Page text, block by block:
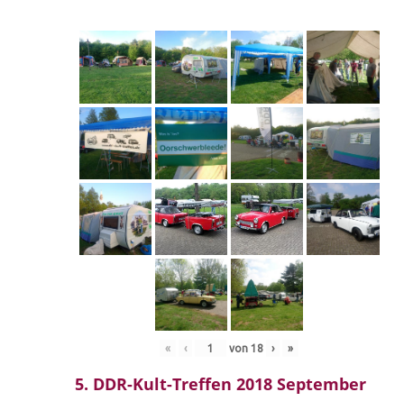
« ‹ von 18 › »
5. DDR-Kult-Treffen 2018 September